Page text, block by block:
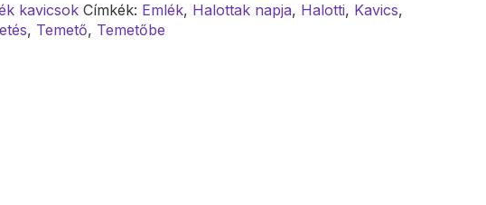
kavicsok Címkék: Emlék, Halottak napja, Halotti, Kavics,
, Temető, Temetőbe